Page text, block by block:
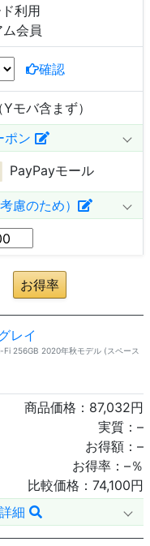
利用
会員
確認
モバ含まず）
ポン
PayPayモール
慮のため）
レイ
Fi 256GB 2020年秋モデル (スペース
商品価格： 87,032円
実質： –
お得額： –
お得率： –％
比較価格： 74,100円
細